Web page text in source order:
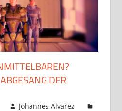
DER
Johannes Alvarez